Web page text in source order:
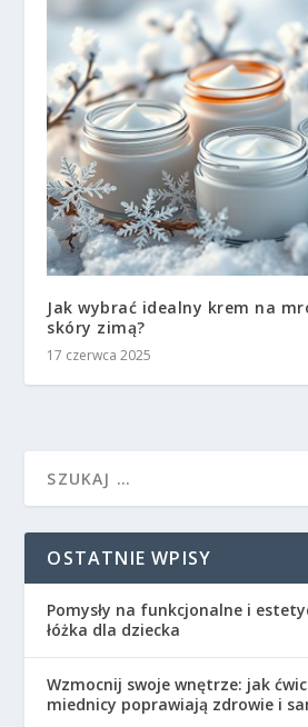
Jak wybrać idealny krem na
skóry zimą?
17 czerwca 2025
OSTATNIE WPISY
Pomysły na funkcjonalne i
łóżka dla dziecka
Wzmocnij swoje wnętrze: jak
miednicy poprawiają zdrowie i